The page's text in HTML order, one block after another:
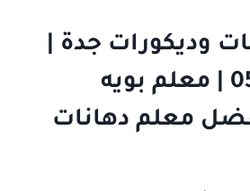
وديكورات جدة |
0506052278 | معلم بويه
معلم دهانات